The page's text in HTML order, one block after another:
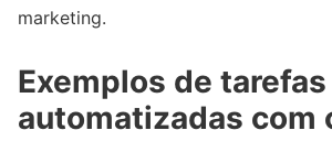
marketing.
Exemplos de tarefas
automatizadas com